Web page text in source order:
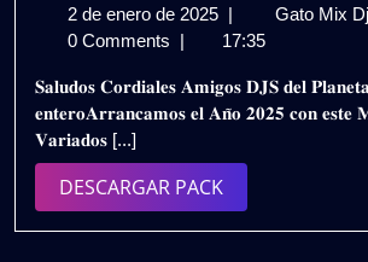
2 de enero de 2025 2
de
de
2025
| Gato Mix Dj
0 Comments | 17:35
𝐒𝐚𝐥𝐮𝐝𝐨𝐬 𝐂𝐨𝐫𝐝𝐢𝐚𝐥𝐞𝐬 𝐀𝐦𝐢𝐠𝐨𝐬 𝐃𝐉𝐒 𝐝𝐞𝐥 𝐏𝐥𝐚𝐧𝐞𝐭𝐚
𝐞𝐧𝐭𝐞𝐫𝐨𝐀𝐫𝐫𝐚𝐧𝐜𝐚𝐦𝐨𝐬 𝐞𝐥 𝐀𝐧̃𝐨 𝟐𝟎𝟐𝟓 𝐜𝐨𝐧 𝐞𝐬𝐭𝐞
𝐕𝐚𝐫𝐢𝐚𝐝𝐨𝐬 [...]
DESCARGAR PACKDESCARGAR
PACK